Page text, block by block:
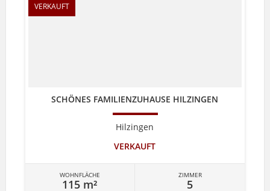
VERKAUFT
SCHÖNES FAMILIENZUHAUSE HILZINGEN
Hilzingen
VERKAUFT
WOHNFLÄCHE
115 m²
ZIMMER
5